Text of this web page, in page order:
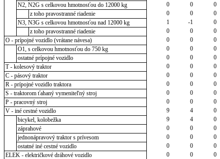
N2, N2G s celkovou hmotnosťou do 12000 kg
0 0
0
z toho pravostranné riadenie
0 0
0
N3, N3G s celkovou hmotnosťou nad 12000 kg
1 -1
0
z toho pravostranné riadenie
0 0
0
O - prípojné vozidlo (vrátane návesa)
0 0
0
O1, s celkovou hmotnosťou do 750 kg
0 0
0
ostatné prípojné vozidlo
0 0
0
T - kolesový traktor
0 0
0
C - pásový traktor
0 0
0
R - prípojné vozidlo traktora
0 0
0
S - traktorom ťahaný vymeniteľný stroj
0 0
0
P - pracovný stroj
0 0
0
V - iné cestné vozidlo
9 4
0
bicykel, kolobežka
9 4
0
záprahové
0 0
0
jednonápravový traktor s prívesom
0 0
0
ostatné iné cestné vozidlo
0 0
0
ELEK - električkové dráhové vozidlo
0 0
0